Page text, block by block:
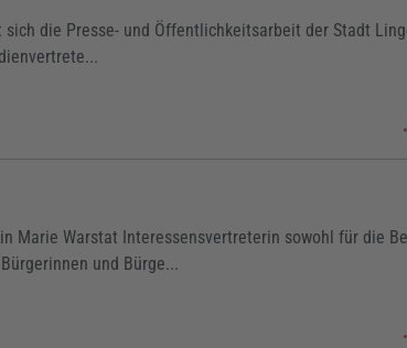
die Presse- und Öffentlichkeitsarbeit der Stadt
Marie Warstat Interessensvertreterin sowohl für die
und Bürge...